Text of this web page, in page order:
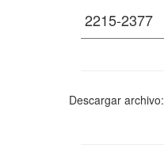
Descargar archivo: